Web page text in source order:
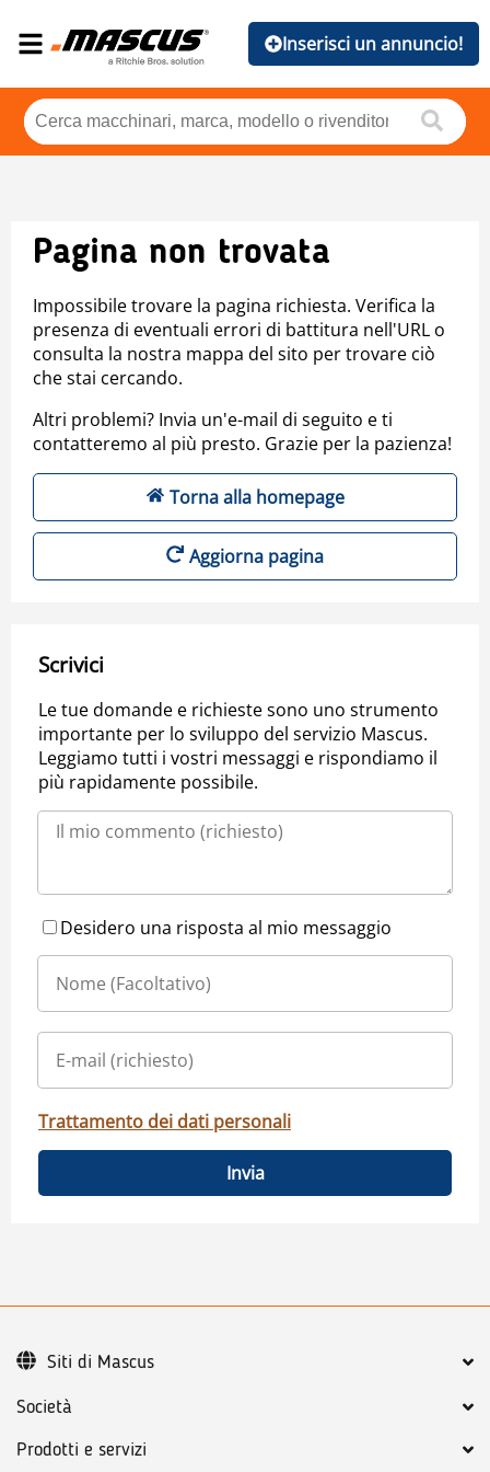
Inserisci un annuncio!
Pagina non trovata
Impossibile trovare la pagina richiesta. Verifica la
presenza di eventuali errori di battitura nell'URL o
consulta la nostra mappa del sito per trovare ciò
che stai cercando.
Altri problemi? Invia un'e-mail di seguito e ti
contatteremo al più presto. Grazie per la pazienza!
Torna alla homepage
Aggiorna pagina
Scrivici
Le tue domande e richieste sono uno strumento
importante per lo sviluppo del servizio Mascus.
Leggiamo tutti i vostri messaggi e rispondiamo il
più rapidamente possibile.
Desidero una risposta al mio messaggio
Trattamento dei dati personali
Invia
Società
Prodotti e servizi
Siti di Mascus